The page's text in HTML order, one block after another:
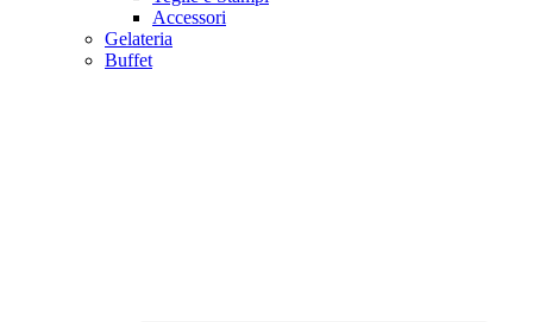
Accessori
Gelateria
Buffet